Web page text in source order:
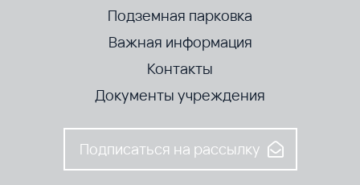
Подземная парковка
Важная информация
Контакты
Документы учреждения
Подписаться на рассылку